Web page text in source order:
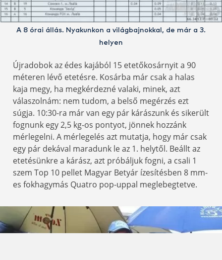
A 8 órai állás. Nyakunkon a világbajnokkal, de már a 3.
helyen
Újradobok az édes kajából 15 etetőkosárnyit a 90
méteren lévő etetésre. Kosárba már csak a halas
kaja megy, ha megkérdezné valaki, minek, azt
válaszolnám: nem tudom, a belső megérzés ezt
súgja. 10:30-ra már van egy pár kárászunk és sikerült
fognunk egy 2,5 kg-os pontyot, jönnek hozzánk
mérlegelni. A mérlegelés azt mutatja, hogy már csak
egy pár dekával maradunk le az 1. helytől. Beállt az
etetésünkre a kárász, azt próbáljuk fogni, a csali 1
szem Top 10 pellet Magyar Betyár ízesítésben 8 mm-
es fokhagymás Quatro pop-uppal meglebegtetve.